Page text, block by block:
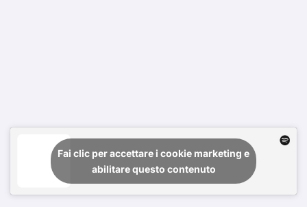
Fai clic per accettare i cookie marketing e
abilitare questo contenuto